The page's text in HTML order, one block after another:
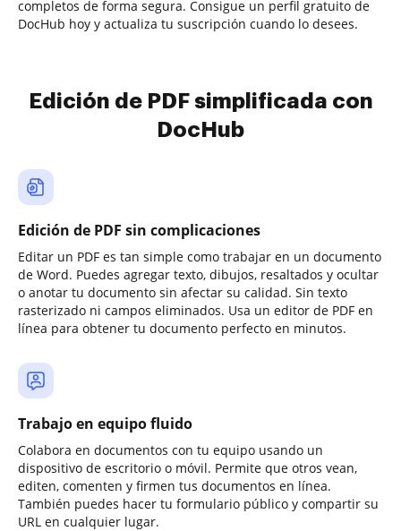
completos de forma segura. Consigue un perfil gratuito de
DocHub hoy y actualiza tu suscripción cuando lo desees.
Edición de PDF simplificada con
DocHub
Edición de PDF sin complicaciones
Editar un PDF es tan simple como trabajar en un documento
de Word. Puedes agregar texto, dibujos, resaltados y ocultar
o anotar tu documento sin afectar su calidad. Sin texto
rasterizado ni campos eliminados. Usa un editor de PDF en
línea para obtener tu documento perfecto en minutos.
Trabajo en equipo fluido
Colabora en documentos con tu equipo usando un
dispositivo de escritorio o móvil. Permite que otros vean,
editen, comenten y firmen tus documentos en línea.
También puedes hacer tu formulario público y compartir su
URL en cualquier lugar.